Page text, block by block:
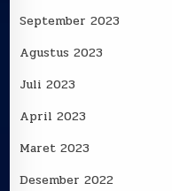
September 2023
Agustus 2023
Juli 2023
April 2023
Maret 2023
Desember 2022